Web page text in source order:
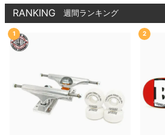
RANKING 週間ランキング
1 2